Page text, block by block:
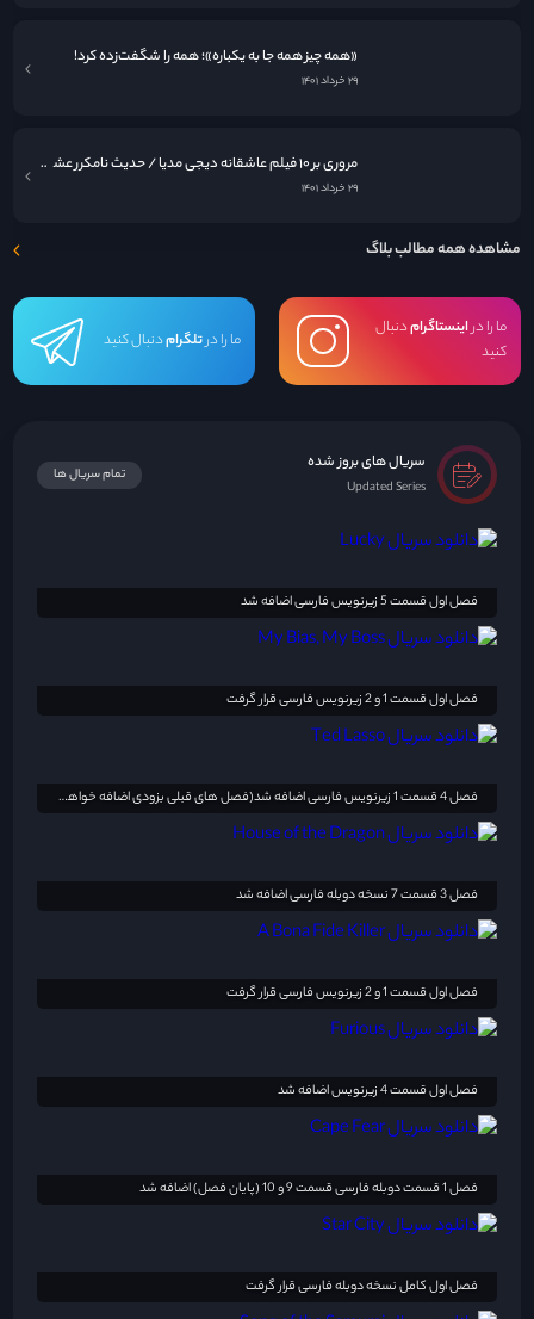
«همه چیز همه جا به یکباره»؛ همه را شگفت‌زده کرد!
۲۹ خرداد ۱۴۰۱
مروری بر ۱۰ فیلم عاشقانه دیجی مدیا / حدیث نامکرر عشق در قاب سینما
۲۹ خرداد ۱۴۰۱
مشاهده همه مطالب بلاگ
ما را دراینستاگرامدنبال
کنید
ما را درتلگرامدنبال کنید
سریال های بروز شده
Updated Series
تمام سریال ها
فصل اول قسمت 5 زیرنویس فارسی اضافه شد
فصل اول قسمت 1 و 2 زیرنویس فارسی قرار گرفت
فصل 4 قسمت 1 زیرنویس فارسی اضافه شد(فصل های قبلی بزودی اضافه خواهد شد)
فصل 3 قسمت 7 نسخه دوبله فارسی اضافه شد
فصل اول قسمت 1 و 2 زیرنویس فارسی قرار گرفت
فصل اول قسمت 4 زیرنویس اضافه شد
فصل 1 قسمت دوبله فارسی قسمت 9 و 10 (پایان فصل) اضافه شد
فصل اول کامل نسخه دوبله فارسی قرار گرفت